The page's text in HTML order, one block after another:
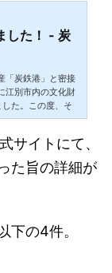
した！ - 炭
「炭鉄港」と密接
江別市内の文化財
た。この度、そ
サイトにて、
た旨の詳細が
下の4件。